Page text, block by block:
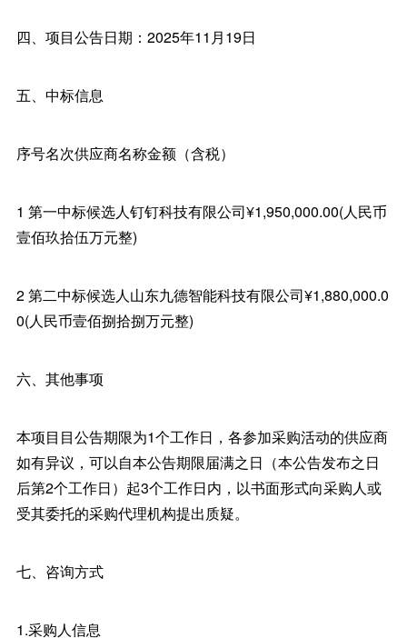
四、项目公告日期：2025年11月19日
五、中标信息
序号名次供应商名称金额（含税）
1 第一中标候选人钉钉科技有限公司¥1,950,000.00(人民币
壹佰玖拾伍万元整)
2 第二中标候选人山东九德智能科技有限公司¥1,880,000.0
0(人民币壹佰捌拾捌万元整)
六、其他事项
本项目目公告期限为1个工作日，各参加采购活动的供应商
如有异议，可以自本公告期限届满之日（本公告发布之日
后第2个工作日）起3个工作日内，以书面形式向采购人或
受其委托的采购代理机构提出质疑。
七、咨询方式
1.采购人信息